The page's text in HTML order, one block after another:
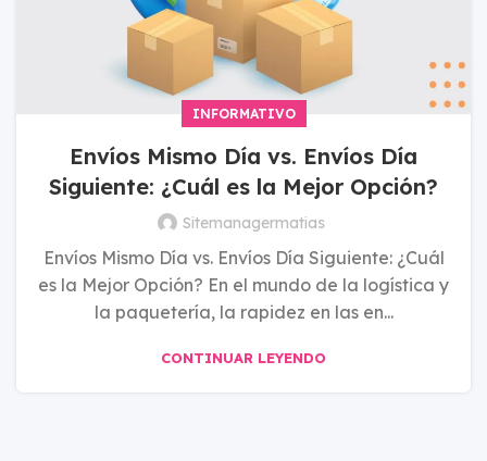
INFORMATIVO
Envíos Mismo Día vs. Envíos Día
Siguiente: ¿Cuál es la Mejor Opción?
Sitemanagermatias
Envíos Mismo Día vs. Envíos Día Siguiente: ¿Cuál
es la Mejor Opción? En el mundo de la logística y
la paquetería, la rapidez en las en...
CONTINUAR LEYENDO